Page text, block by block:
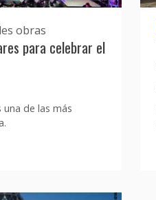
obras
para celebrar el
una de las más